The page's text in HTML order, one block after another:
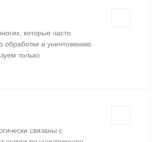
которые часто
обработке и уничтожению
только
связаны с